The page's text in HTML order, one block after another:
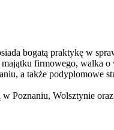
bogatą praktykę w
firmowego, walka
a także podyplomowe
Poznaniu, Wolsztynie